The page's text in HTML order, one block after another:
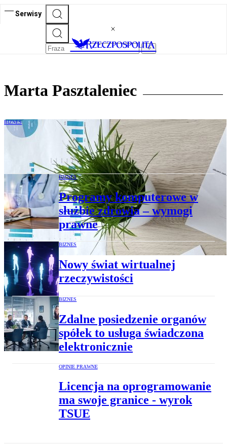
Serwisy
Marta Pasztaleniec
BIZNES
Waloryzacja wynagrodzenia wykonawcy
w zamówieniach publicznych
BIZNES
Programy komputerowe w
służbie zdrowia – wymogi
prawne
BIZNES
Nowy świat wirtualnej
rzeczywistości
BIZNES
Zdalne posiedzenie organów
spółek to usługa świadczona
elektronicznie
OPINIE PRAWNE
Licencja na oprogramowanie
ma swoje granice - wyrok
TSUE